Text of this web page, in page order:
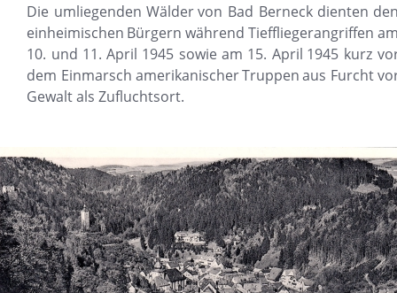
Die umliegenden Wälder von Bad Berneck dienten
einheimischen Bürgern während Tieffliegerangriffen
10. und 11. April 1945 sowie am 15. April 1945 kurz
dem Einmarsch amerikanischerTruppenaus Furcht
Gewalt als Zufluchtsort.